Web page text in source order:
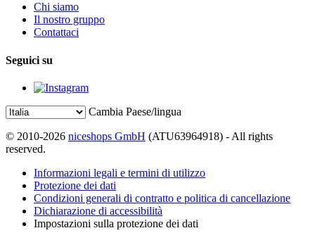
Chi siamo
Il nostro gruppo
Contattaci
Seguici su
Cambia Paese/lingua
© 2010-2026 niceshops GmbH (ATU63964918) - All rights
reserved.
Informazioni legali e termini di utilizzo
Protezione dei dati
Condizioni generali di contratto e politica di cancellazione
Dichiarazione di accessibilità
Impostazioni sulla protezione dei dati